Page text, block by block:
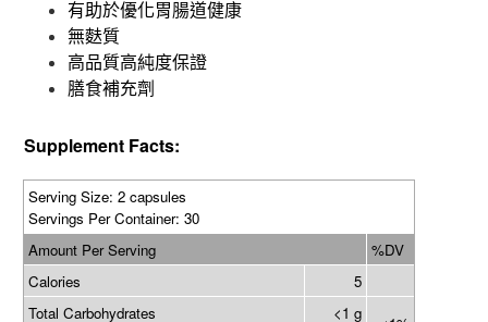
有助於優化胃腸道健康
無麩質
高品質高純度保證
膳食補充劑
Supplement Facts:
Serving Size: 2 capsules
Servings Per Container: 30
Amount Per Serving
%DV
Calories
5
Total Carbohydrates
<1 g